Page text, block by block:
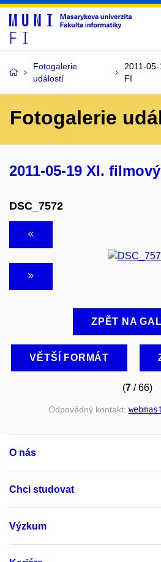
Fotogalerie
událostí
2011-
FI
Fotogalerie
2011-05-19 XI.
DSC_7572
ZPĚT NA
VĚTŠÍ FORMÁT
(7/ 66)
Odpovědný kontakt:
O nás
Chci studovat
Výzkum